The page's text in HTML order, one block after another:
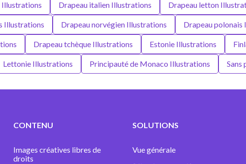
Illustrations Drapeau italien Illustrations Drapeau letton
Illustrations Drapeau norvégien Illustrations Drapeau polonais
Drapeau tchèque Illustrations Estonie Illustrations
Lettonie Illustrations Principauté de Monaco Illustrations Sans
CONTENU
Images créatives libres de
droits
SOLUTIONS
Vue générale